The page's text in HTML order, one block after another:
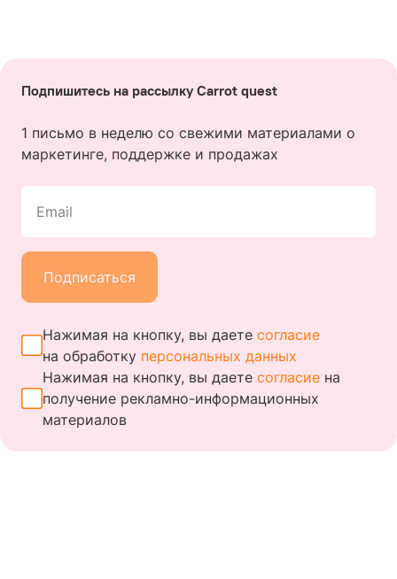
Подпишитесь на рассылку Carrot quest
1 письмо в неделю со свежими материалами о
маркетинге, поддержке и продажах
Email
Подписаться
Нажимая на кнопку, вы даете согласие
на обработку персональных данных
Нажимая на кнопку, вы даете согласие на
получение рекламно-информационных
материалов